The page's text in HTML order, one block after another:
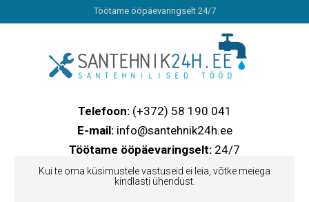
Töötame ööpäevaringselt 24/7
Telefoon:(+372) 58 190 041
E-mail:info@santehnik24h.ee
Töötame ööpäevaringselt: 24/7
Kui te oma küsimustele vastuseid ei leia, võtke meiega
kindlasti ühendust.